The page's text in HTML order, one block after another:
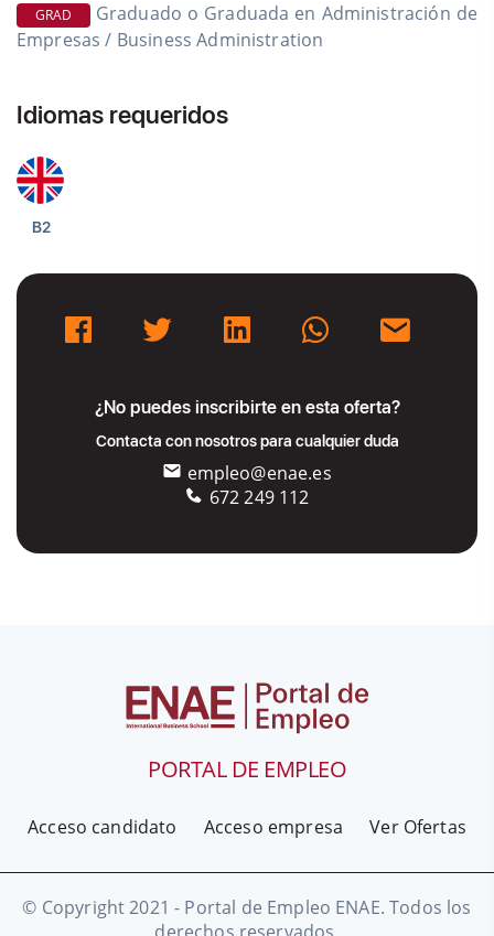
GRAD
Graduado o Graduada en Administración de
Empresas / Business Administration
Idiomas requeridos
B2
¿No puedes inscribirte en esta oferta?
Contacta con nosotros para cualquier duda
empleo@enae.es
672 249 112
PORTAL DE EMPLEO
Acceso candidato Acceso empresa Ver Ofertas
© Copyright 2021 - Portal de Empleo ENAE. Todos los